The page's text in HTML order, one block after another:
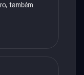
também